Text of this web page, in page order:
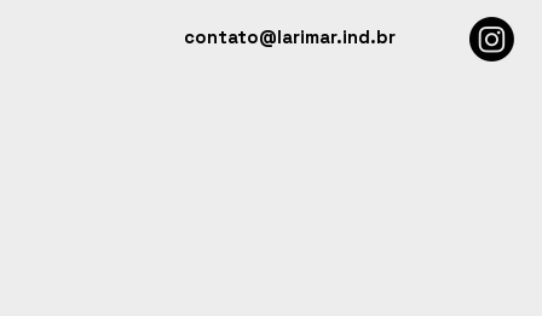
contato@larimar.ind.br